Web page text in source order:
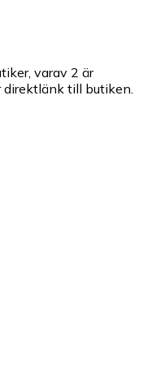
varav 2 är
till butiken.